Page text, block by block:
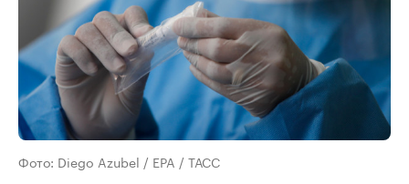
Фото: Diego Azubel / EPA / ТАСС